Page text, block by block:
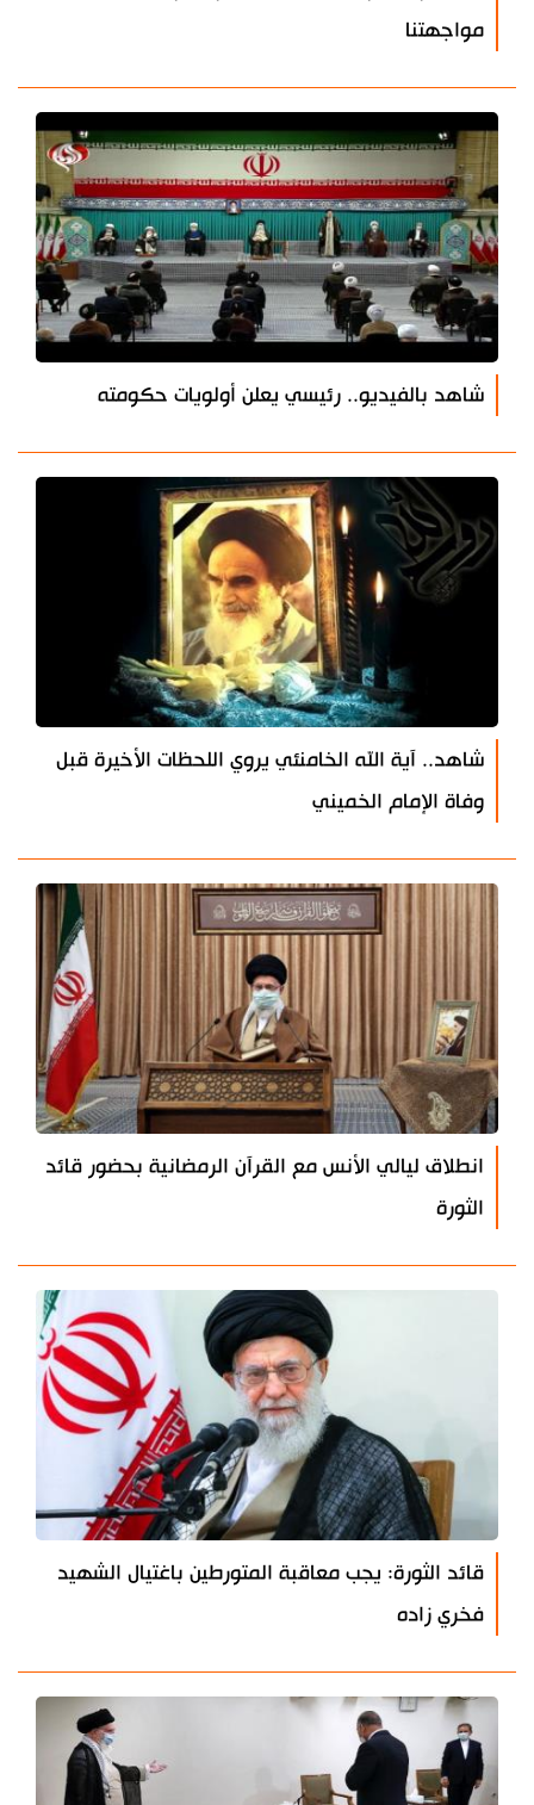
مواجهتنا
شاهد بالفيديو.. رئيسي يعلن أولويات حكومته
شاهد.. آية الله الخامنئي يروي اللحظات الأخيرة قبل
وفاة الإمام الخميني
انطلاق ليالي الأنس مع القرآن الرمضانية بحضور قائد
الثورة
قائد الثورة: يجب معاقبة المتورطين باغتيال الشهيد
فخري زاده